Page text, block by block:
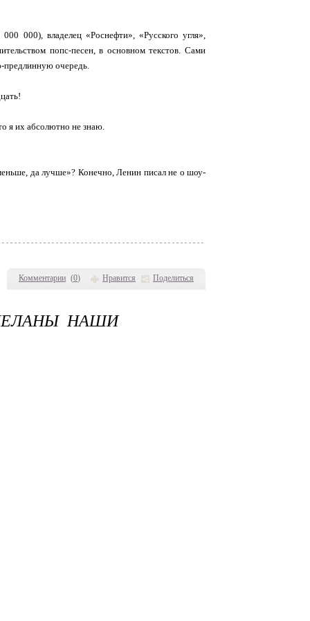
Комментарии (0) Нравится Поделиться
000), владелец «Роснефти», «Русского угля»,
попс-песен, в основном текстов. Сами
предлинную очередь.
я их абсолютно не знаю.
да лучше»? Конечно, Ленин писал не о шоу-
НАШИ